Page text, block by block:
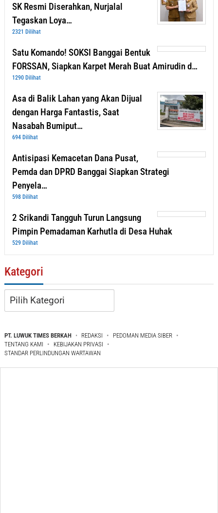
SK Resmi Diserahkan, Nurjalal
Tegaskan Loya…
2321 Dilihat
Satu Komando! SOKSI Banggai Bentuk
FORSSAN, Siapkan Karpet Merah Buat Amirudin d…
1290 Dilihat
Asa di Balik Lahan yang Akan Dijual
dengan Harga Fantastis, Saat
Nasabah Bumiput…
694 Dilihat
Antisipasi Kemacetan Dana Pusat,
Pemda dan DPRD Banggai Siapkan Strategi
Penyela…
598 Dilihat
2 Srikandi Tangguh Turun Langsung
Pimpin Pemadaman Karhutla di Desa Huhak
529 Dilihat
Kategori
Kategori
PT. LUWUK TIMES BERKAH REDAKSI
PEDOMAN MEDIA SIBER
TENTANG KAMI
KEBIJAKAN PRIVASI
STANDAR PERLINDUNGAN WARTAWAN